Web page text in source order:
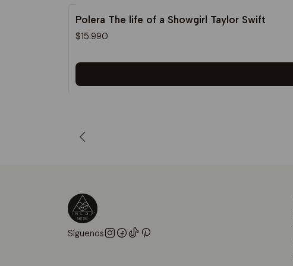
Polera The life of a Showgirl Taylor Swift
$15.990
Síguenos